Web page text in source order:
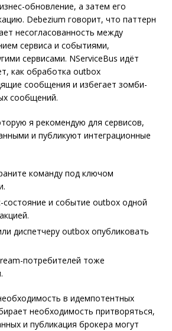
обновление, а затем его
Debezium говорит, что паттерн
несогласованность между
сервиса и событиями,
сервисами. NServiceBus идёт
как обработка outbox
сообщения и избегает зомби-
сообщений.
я рекомендую для сервисов,
и публикуют интеграционные
команду под ключом
состояние и событие outbox одной
диспетчеру outbox опубликовать
потребителей тоже
в идемпотентных
необходимость притворяться,
и публикация брокера могут